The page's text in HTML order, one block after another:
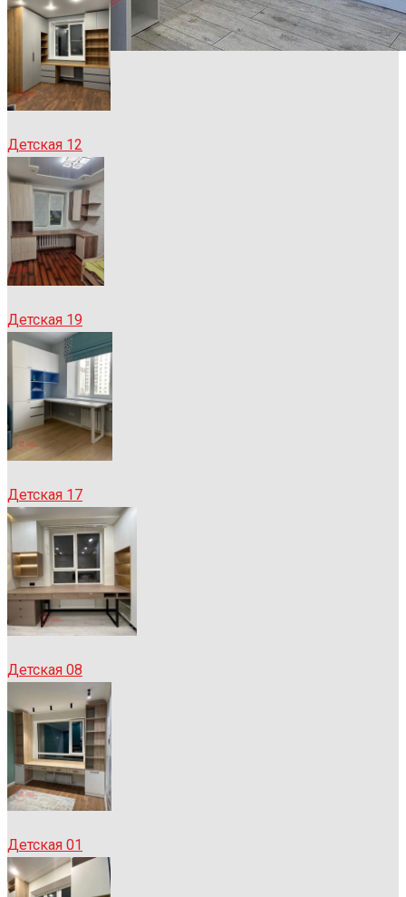
Детская 12
Детская 19
Детская 17
Детская 08
Детская 01